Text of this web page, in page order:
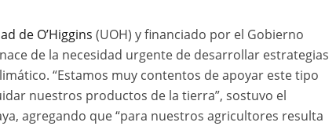
de O’Higgins (UOH) y financiado por el Gobierno
de la necesidad urgente de desarrollar estrategias
“Estamos muy contentos de apoyar este tipo
nuestros productos de la tierra”, sostuvo el
agregando que “para nuestros agricultores resulta